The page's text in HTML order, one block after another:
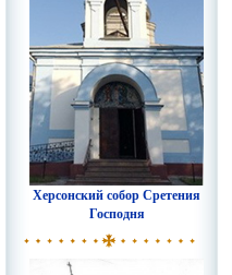
Херсонский собор Сретения
Господня